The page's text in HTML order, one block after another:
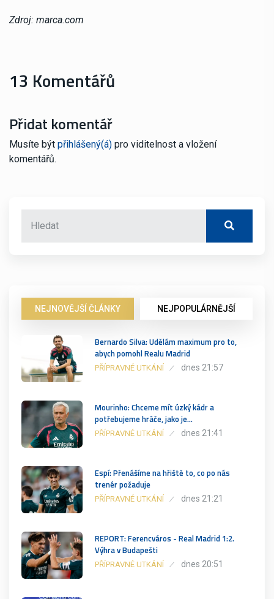
Zdroj: marca.com
13 Komentářů
Přidat komentář
Musíte být přihlášený(á) pro viditelnost a vložení
komentářů.
NEJNOVĚJŠÍ ČLÁNKY NEJPOPULÁRNĚJŠÍ
Bernardo Silva: Udělám maximum pro to,
abych pomohl Realu Madrid
PŘÍPRAVNÉ UTKÁNÍ dnes 21:57
Mourinho: Chceme mít úzký kádr a
potřebujeme hráče, jako je…
PŘÍPRAVNÉ UTKÁNÍ dnes 21:41
Espí: Přenášíme na hřiště to, co po nás
trenér požaduje
PŘÍPRAVNÉ UTKÁNÍ dnes 21:21
REPORT: Ferencváros - Real Madrid 1:2.
Výhra v Budapešti
PŘÍPRAVNÉ UTKÁNÍ dnes 20:51